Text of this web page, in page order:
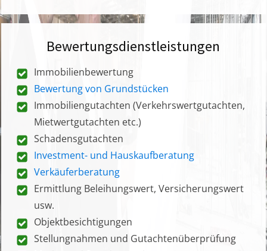
Bewertungsdienstleistungen
Immobilienbewertung
Bewertung von Grundstücken
Immobiliengutachten (Verkehrswertgutachten,
Mietwertgutachten etc.)
Schadensgutachten
Investment- und Hauskaufberatung
Verkäuferberatung
Ermittlung Beleihungswert, Versicherungswert
usw.
Objektbesichtigungen
Stellungnahmen und Gutachtenüberprüfung